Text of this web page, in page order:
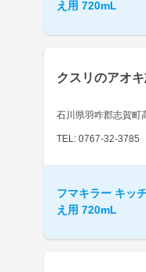
え用 720mL
クスリのアオ
石川県羽咋郡志賀町
TEL: 0767-32-3785
フマキラー キッ
え用 720mL